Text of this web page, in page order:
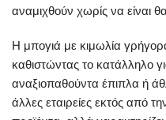
αναμιχθούν χωρίς να είναι
Η μπογιά με κιμωλία
καθιστώντας το κατάλληλο
αναξιοπαθούντα έπιπλα ή
άλλες εταιρείες εκτός από